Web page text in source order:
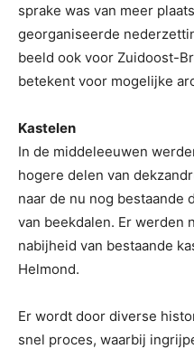
sprake was van meer
georganiseerde
beeld ook voor Zuidoost-
betekent voor mogelijke
Kastelen
In de middeleeuwen
hogere delen van
naar de nu nog bestaande
van beekdalen. Er werden
nabijheid van bestaande
Helmond.
Er wordt door diverse
snel proces, waarbij